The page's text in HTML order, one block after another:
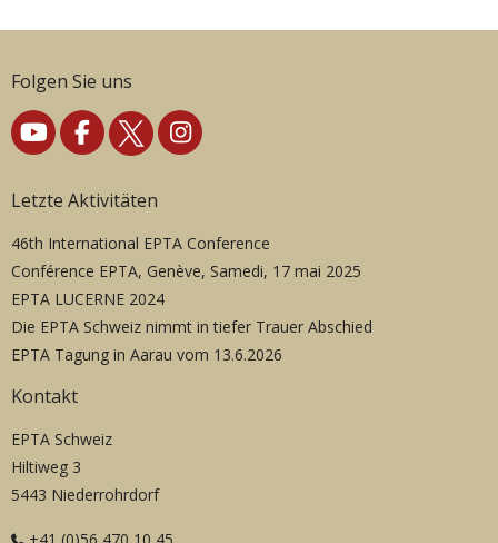
Folgen Sie uns
Letzte Aktivitäten
46th International EPTA Conference
Conférence EPTA, Genève, Samedi, 17 mai 2025
EPTA LUCERNE 2024
Die EPTA Schweiz nimmt in tiefer Trauer Abschied
EPTA Tagung in Aarau vom 13.6.2026
Kontakt
EPTA Schweiz
Hiltiweg 3
5443 Niederrohrdorf